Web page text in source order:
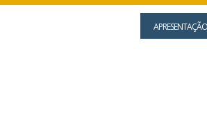
APRESENTAÇÃO